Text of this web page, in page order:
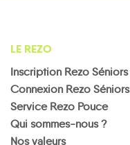
LE REZO
Inscription Rezo Séniors
Connexion Rezo Séniors
Service Rezo Pouce
Qui sommes-nous ?
Nos valeurs